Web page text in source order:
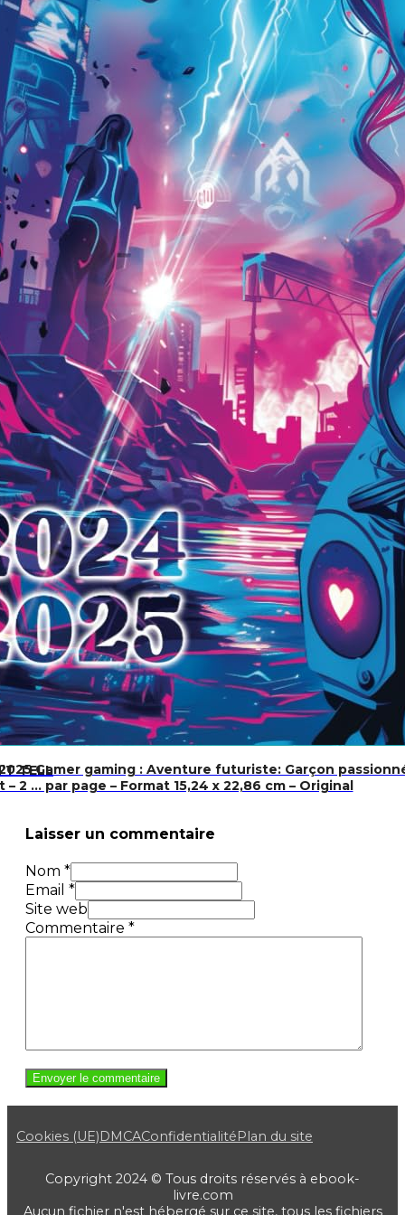
TELLGamer gaming : Aventure futuriste: Garçon
2 … par page – Format 15,24 x 22,86 cm – Original
Laisser un commentaire
Nom *
Email *
Site web
Commentaire *
Cookies (UE)DMCAConfidentialitéPlan du site
Copyright 2024 © Tous droits réservés à ebook-
livre.com
Aucun fichier n'est hébergé sur ce site, tous les fichiers